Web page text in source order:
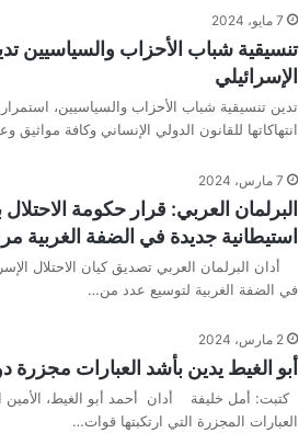
7 مايو، 2024
تنسيقية شباب الأحزاب والسياسيين
الإسرائيلي
تدين تنسيقية شباب الأحزاب والسياسيين،
انتهاكاتها للقانون الدولي الإنساني وكافة
7 مارس، 2024
البرلمان العربي: قرار حكومة
استيطانية جديدة في الضفة الغربية
في الضفة الغربية لتوسيع عدد من…
2 مارس، 2024
أبو الغيط يدين بأشد العبارات مجزرة
كتبت: أمل خليفة أدان أحمد أبو الغيط، الأمين
العبارات المجزرة التي ارتكبتها قوات…